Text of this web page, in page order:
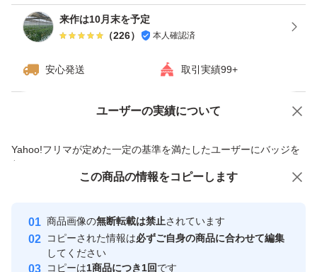
ピーマンは、カリウム、ビタミンC、ビタミンB6など、健
康に良い栄養素を多く含んでいます。そのままサラダには
す。
- 新鮮さ: 朝獲れ新鮮
- 状態: 減農薬栽培
来作は10月末を予定
（226） 本人確認済
安心発送 取引実績99+
ユーザーの実績について
Yahoo!フリマが定めた一定の基準を満たしたユーザーにバッジを
付与しています
安心取引出品者
心・安全なユーザーです
取引実績
価格の相談 商品への質問
この商品の情報をコピーします
商品画像の無断転載は禁止されています
コピーされた情報は必ずご自身の商品に合わせて編集
してください
コピーは1商品につき1回です
この商品をみている人にオススメ